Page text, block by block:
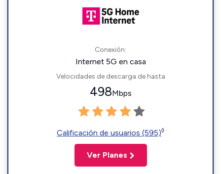
Conexión:
Internet 5G en casa
Velocidades de descarga de hasta
498Mbps
Calificación de usuarios (595)◊
Ver Planes